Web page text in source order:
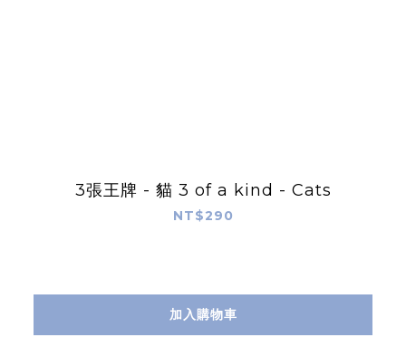
3張王牌 - 貓 3 of a kind - Cats
NT$290
加入購物車